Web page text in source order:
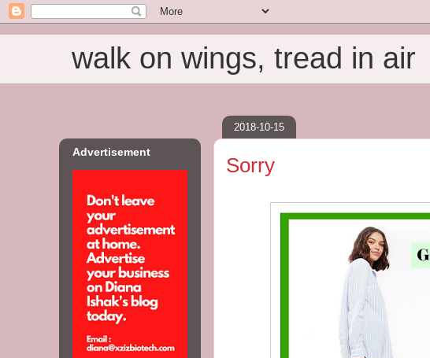
walk on wings, tread in air
2018-10-15
Sorry
Advertisement